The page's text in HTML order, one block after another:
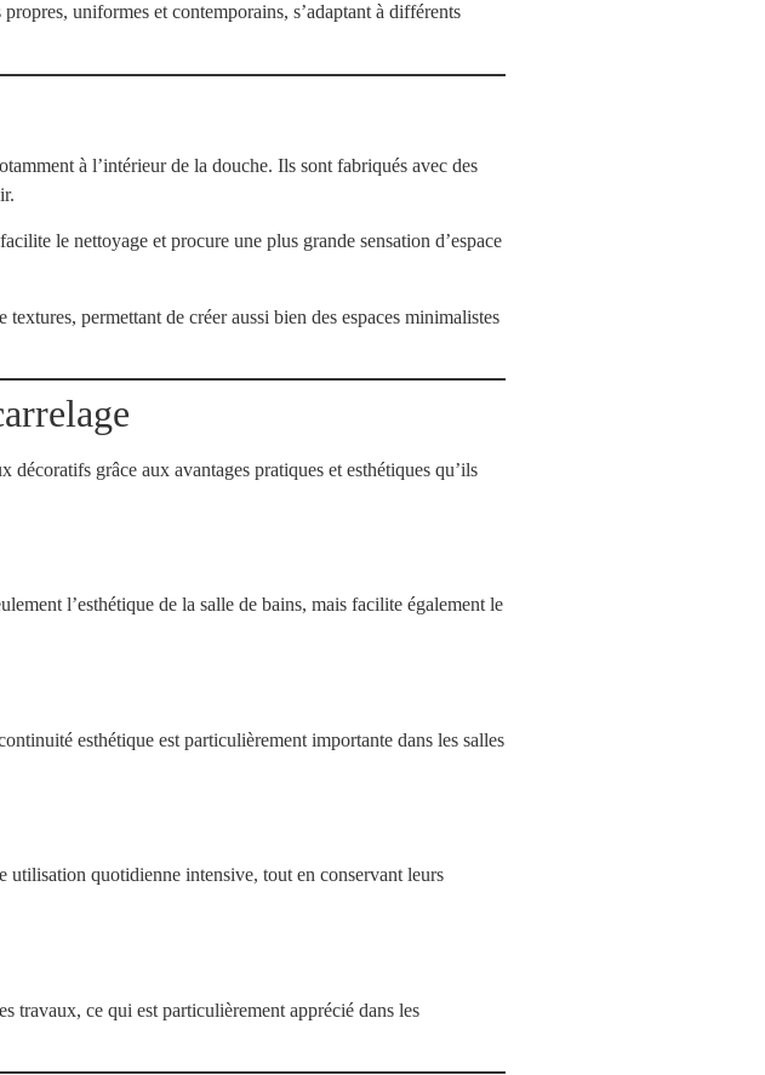
uniformes et contemporains, s’adaptant à différents
à l’intérieur de la douche. Ils sont fabriqués avec des
le nettoyage et procure une plus grande sensation d’espace
permettant de créer aussi bien des espaces minimalistes
grâce aux avantages pratiques et esthétiques qu’ils
l’esthétique de la salle de bains, mais facilite également le
esthétique est particulièrement importante dans les salles
utilisation quotidienne intensive, tout en conservant leurs
travaux, ce qui est particulièrement apprécié dans les